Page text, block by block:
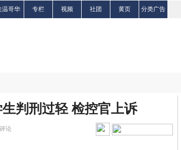
温哥华 专栏 视频 社团 黄页 分类广告
判刑过轻 检控官上诉
论